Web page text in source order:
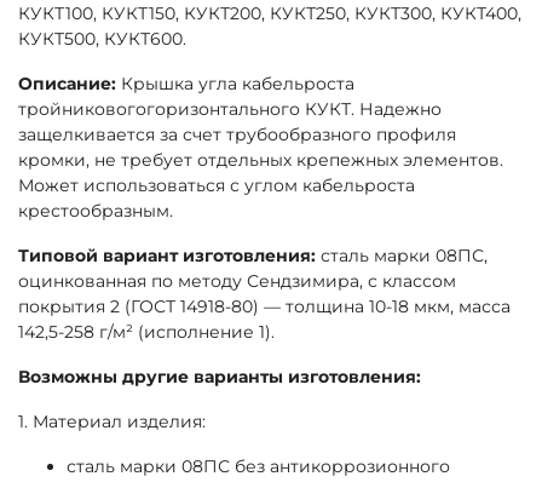
КУКТ100, КУКТ150, КУКТ200, КУКТ250, КУКТ300, КУКТ400,
КУКТ500, КУКТ600.
Описание: Крышка угла кабельроста
тройниковогогоризонтального КУКТ. Надежно
защелкивается за счет трубообразного профиля
кромки, не требует отдельных крепежных элементов.
Может использоваться с углом кабельроста
крестообразным.
Типовой вариант изготовления: сталь марки 08ПС,
оцинкованная по методу Сендзимира, с классом
покрытия 2 (ГОСТ 14918-80) — толщина 10-18 мкм, масса
142,5-258 г/м² (исполнение 1).
Возможны другие варианты изготовления:
1. Материал изделия:
сталь марки 08ПС без антикоррозионного